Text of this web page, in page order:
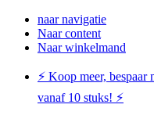
naar navigatie
Naar content
Naar winkelmand
⚡️ Koop meer,
vanaf 10 stuks! ⚡️